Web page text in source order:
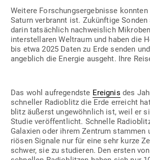
Weitere For­schungs­er­geb­nisse
Saturn ver­brannt ist. Zukünftige
darin tat­sächlich nach­weislich
inter­stel­laren Weltraum und haben die
bis etwa 2025 Daten zu Erde senden
angeblich die Energie ausgeht. Ihre
Das wohl auf­re­gendste Ereignis des
schneller Radio­blitz die Erde erreicht
blitz äußerst unge­wöhnlich ist, weil er
Studie ver­öf­fent­licht. Schnelle
Galaxien oder ihrem Zentrum
riösen Signale nur für eine sehr kurze
schwer, sie zu stu­dieren. Den ersten